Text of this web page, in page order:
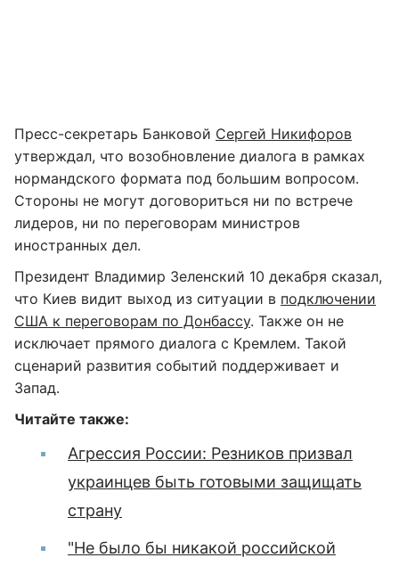
Пресс-секретарь Банковой Сергей Никифоров
утверждал, что возобновление диалога в рамках
нормандского формата под большим вопросом.
Стороны не могут договориться ни по встрече
лидеров, ни по переговорам министров
иностранных дел.
Президент Владимир Зеленский 10 декабря сказал,
что Киев видит выход из ситуации в подключении
США к переговорам по Донбассу. Также он не
исключает прямого диалога с Кремлем. Такой
сценарий развития событий поддерживает и
Запад.
Читайте также:
Агрессия России: Резников призвал
украинцев быть готовыми защищать
страну
"Не было бы никакой российской